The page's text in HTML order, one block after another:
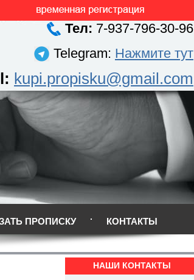
Тел: 7-937-796-30-96
Telegram: Нажмите тут
kupi.propisku@gmail.com
ПРОПИСКУ КОНТАКТЫ
НАШИ КОНТАКТЫ